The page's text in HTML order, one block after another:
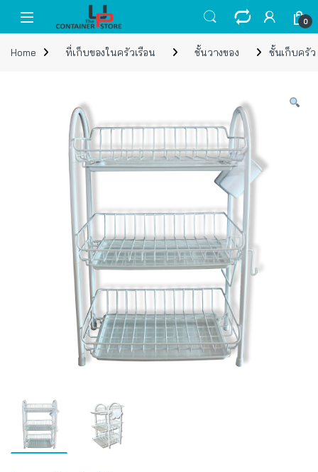
Open 0
Home ที่เก็บของในครัวเรือน ชั้นวางของ ชั้นเก็บครั